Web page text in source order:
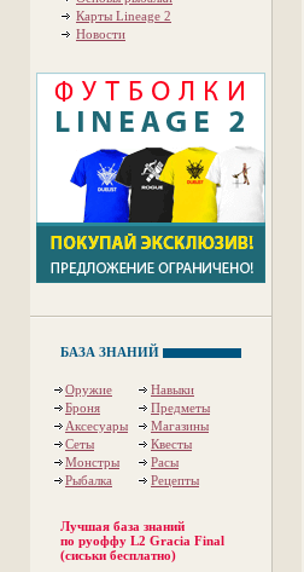
Карты Lineage 2
Новости
БАЗА ЗНАНИЙ
Оружие
Навыки
Броня
Предметы
Аксесуары
Магазины
Сеты
Квесты
Монстры
Расы
Рыбалка
Рецепты
Лучшая база знаний
по руоффу L2 Gracia Final
(сиськи бесплатно)